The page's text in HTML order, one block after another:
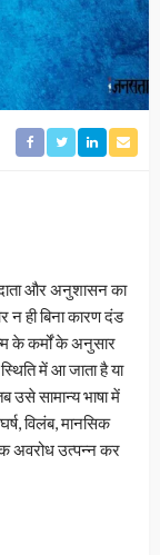
और अनुशासन का
न ही बिना कारण दंड
के कर्मों के अनुसार
में आ जाता है या
उसे सामान्य भाषा में
विलंब, मानसिक
अवरोध उत्पन्न कर